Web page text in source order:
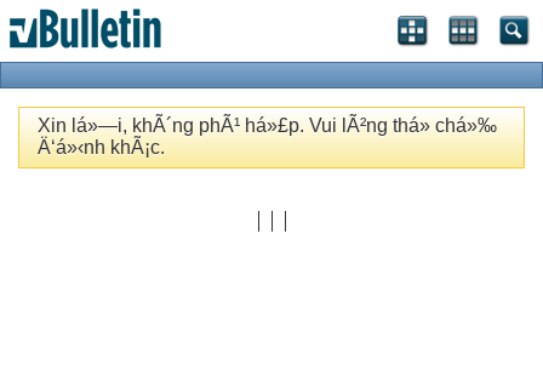
Xin lá»—i, khÃ´ng phÃ¹ há»£p. Vui lÃ²ng thá»­ chá»‰
Ä‘á»‹nh khÃ¡c.